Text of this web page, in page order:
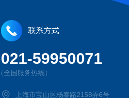
联系方式
021-59950071
（全国服务热线）
上海市宝山区杨泰路2158弄6号